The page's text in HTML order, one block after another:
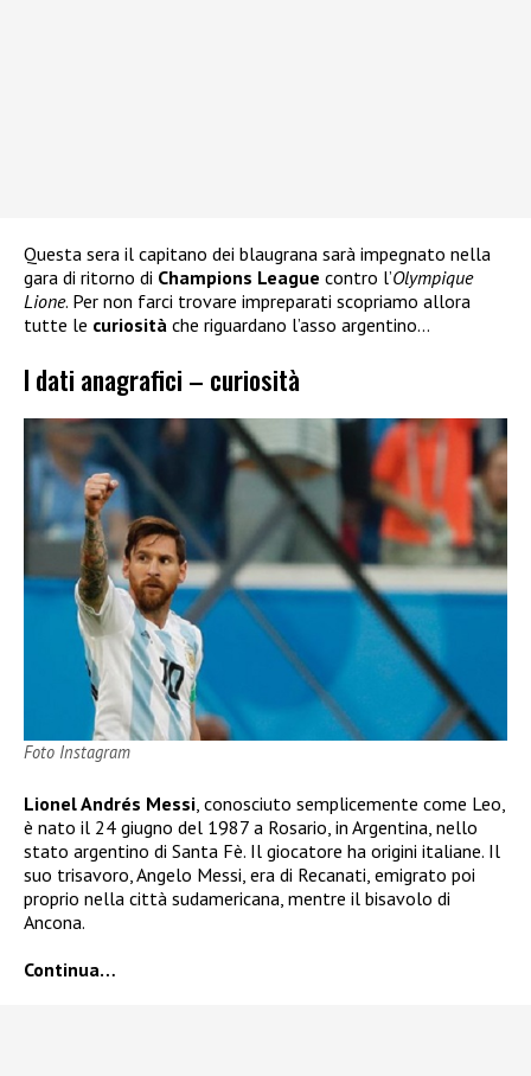
Questa sera il capitano dei blaugrana sarà impegnato nella
gara di ritorno di Champions League contro l’Olympique
Lione. Per non farci trovare impreparati scopriamo allora
tutte le curiosità che riguardano l’asso argentino…
I dati anagrafici – curiosità
Foto Instagram
Lionel Andrés Messi , conosciuto semplicemente come Leo,
è nato il 24 giugno del 1987 a Rosario, in Argentina, nello
stato argentino di Santa Fè. Il giocatore ha origini italiane. Il
suo trisavoro, Angelo Messi, era di Recanati, emigrato poi
proprio nella città sudamericana, mentre il bisavolo di
Ancona.
Continua…